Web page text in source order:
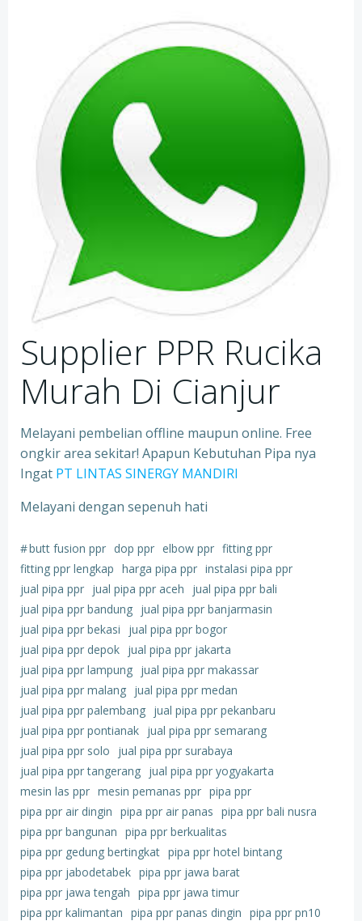
Supplier PPR Rucika
Murah Di Cianjur
Melayani pembelian offline maupun online. Free
ongkir area sekitar! Apapun Kebutuhan Pipa nya
Ingat PT LINTAS SINERGY MANDIRI
Melayani dengan sepenuh hati
#butt fusion ppr dop ppr elbow ppr fitting ppr
fitting ppr lengkap harga pipa ppr instalasi pipa ppr
jual pipa ppr jual pipa ppr aceh
jual pipa ppr bali
jual pipa ppr bandung jual pipa ppr banjarmasin
jual pipa ppr bekasi
jual pipa ppr bogor
jual pipa ppr depok jual pipa ppr jakarta
jual pipa ppr lampung jual pipa ppr makassar
jual pipa ppr malang jual pipa ppr medan
jual pipa ppr palembang jual pipa ppr pekanbaru
jual pipa ppr pontianak jual pipa ppr semarang
jual pipa ppr solo
jual pipa ppr surabaya
jual pipa ppr tangerang jual pipa ppr yogyakarta
mesin las ppr mesin pemanas ppr pipa ppr
pipa ppr air dingin pipa ppr air panas pipa ppr bali nusra
pipa ppr bangunan pipa ppr berkualitas
pipa ppr gedung bertingkat pipa ppr hotel bintang
pipa ppr jabodetabek pipa ppr jawa barat
pipa ppr jawa tengah pipa ppr jawa timur
pipa ppr kalimantan pipa ppr panas dingin pipa ppr pn10